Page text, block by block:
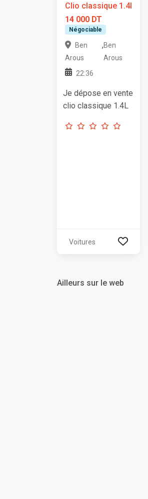
Clio classique 1.4l
14 000 DT
Négociable
Ben
Arous
,Ben
Arous
22:36
Je dépose en vente
clio classique 1.4L
Voitures
Ailleurs sur le web